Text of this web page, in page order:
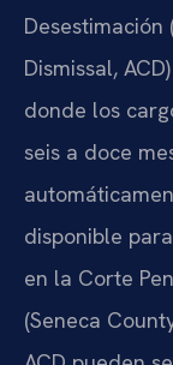
Dismissal,
donde los
seis a doce
disponible
en la Corte
(Seneca